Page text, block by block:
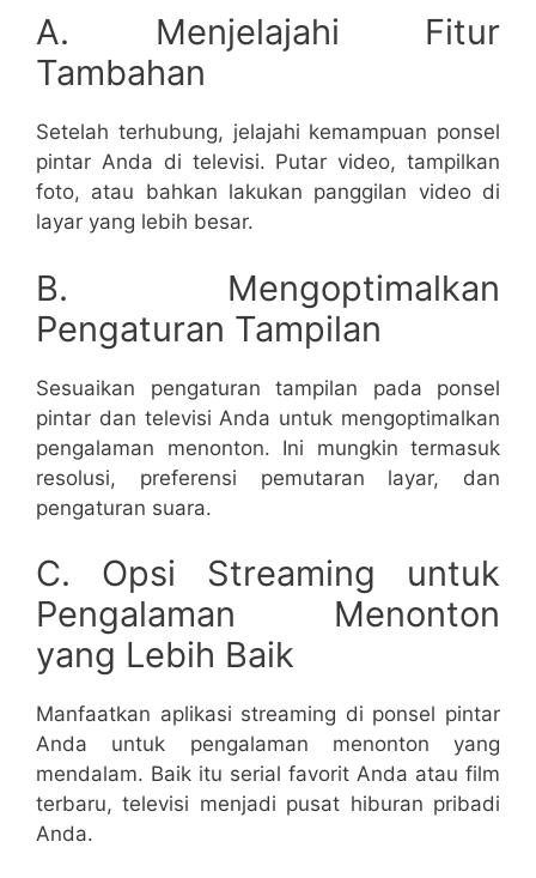
A. Menjelajahi Fitur
Tambahan
Setelah terhubung, jelajahi kemampuan ponsel
pintar Anda di televisi. Putar video, tampilkan
foto, atau bahkan lakukan panggilan video di
layar yang lebih besar.
B. Mengoptimalkan
Pengaturan Tampilan
Sesuaikan pengaturan tampilan pada ponsel
pintar dan televisi Anda untuk mengoptimalkan
pengalaman menonton. Ini mungkin termasuk
resolusi, preferensi pemutaran layar, dan
pengaturan suara.
C. Opsi Streaming untuk
Pengalaman Menonton
yang Lebih Baik
Manfaatkan aplikasi streaming di ponsel pintar
Anda untuk pengalaman menonton yang
mendalam. Baik itu serial favorit Anda atau film
terbaru, televisi menjadi pusat hiburan pribadi
Anda.